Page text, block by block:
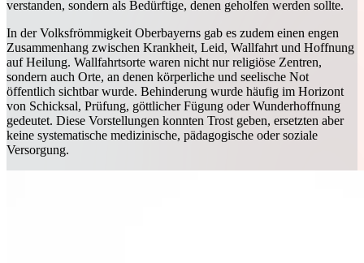
verstanden, sondern als Bedürftige, denen geholfen werden sollte.
In der Volksfrömmigkeit Oberbayerns gab es zudem einen engen
Zusammenhang zwischen Krankheit, Leid, Wallfahrt und Hoffnung
auf Heilung. Wallfahrtsorte waren nicht nur religiöse Zentren,
sondern auch Orte, an denen körperliche und seelische Not
öffentlich sichtbar wurde. Behinderung wurde häufig im Horizont
von Schicksal, Prüfung, göttlicher Fügung oder Wunderhoffnung
gedeutet. Diese Vorstellungen konnten Trost geben, ersetzten aber
keine systematische medizinische, pädagogische oder soziale
Versorgung.